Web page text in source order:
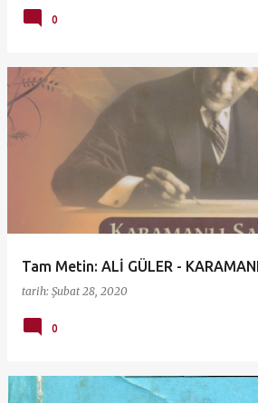
0
Tam Metin: ALİ GÜLER -
tarih: Şubat 28, 2020
0